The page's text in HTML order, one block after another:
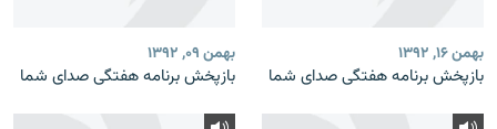
بهمن ۱۶, ۱۳۹۲
بازپخش برنامه‌ هفتگی صدای شما
بهمن ۰۹, ۱۳۹۲
بازپخش برنامه‌ هفتگی صدای شما